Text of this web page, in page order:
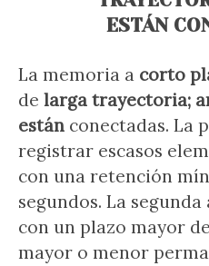
ESTÁN
La memoria a corto
de larga trayectoria;
están conectadas. La
registrar escasos
con una retención
segundos. La
con un plazo mayor
mayor o menor